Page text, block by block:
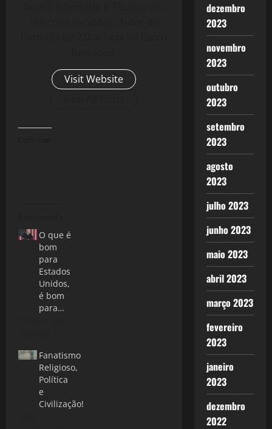
Visit Website
O que é
bom
para
Estados
Unidos,
é bom
para…
Fanatismo
Religioso,
Política
e
Civilização!
dezembro
2023
novembro
2023
outubro
2023
setembro
2023
agosto
2023
julho 2023
junho 2023
maio 2023
abril 2023
março 2023
fevereiro
2023
janeiro
2023
dezembro
2022